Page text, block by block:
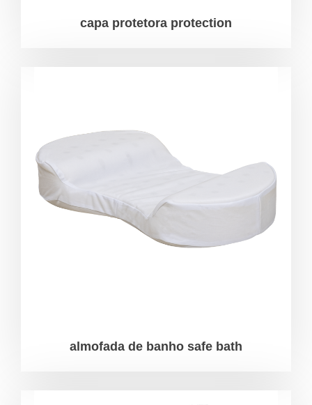
capa protetora protection
almofada de banho safe bath